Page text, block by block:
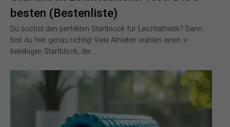
besten (Bestenliste)
Du suchst den perfekten Startblock für Leichtathletik? Dann
bist du hier genau richtig! Viele Athleten wählen einen x-
beliebigen Startblock, der…